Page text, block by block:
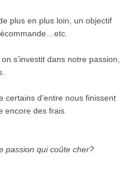
plus en plus loin, un objectif
s’investit dans notre passion,
d’entre nous finissent
encore des frais
passion qui coûte cher?